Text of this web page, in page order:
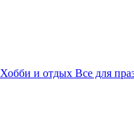
Хобби и отдых Все для